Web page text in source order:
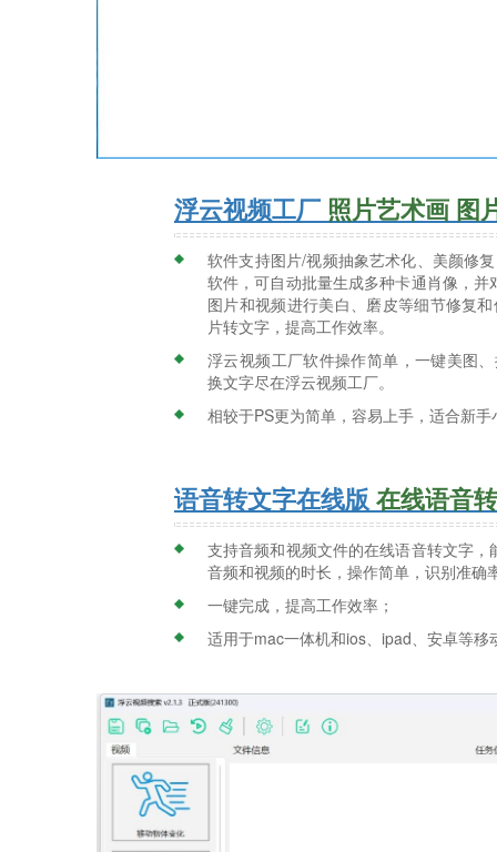
浮云视频工厂 照片艺术画 图
软件支持图片/视频抽象艺术化、美颜修
软件，可自动批量生成多种卡通肖像，
图片和视频进行美白、磨皮等细节修复
片转文字，提高工作效率。
浮云视频工厂软件操作简单，一键美图
换文字尽在浮云视频工厂。
相较于PS更为简单，容易上手，适合新手
语音转文字在线版 在线语音
支持音频和视频文件的在线语音转文字
音频和视频的时长，操作简单，识别准确
一键完成，提高工作效率；
适用于mac一体机和ios、ipad、安卓等移